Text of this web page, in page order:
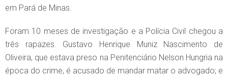
em Pará de Minas.
Foram 10 meses de investigação e a Polícia Civil chegou a
três rapazes. Gustavo Henrique Muniz Nascimento de
Oliveira, que estava preso na Penitenciário Nelson Hungria na
época do crime, é acusado de mandar matar o advogado; e